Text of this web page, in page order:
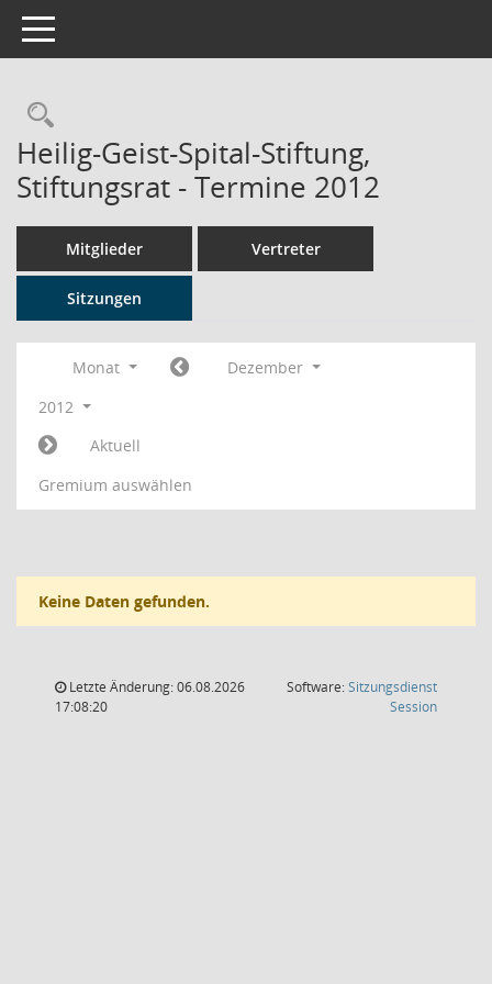
Toggle navigation
Rechercheauswahl
Heilig-Geist-Spital-Stiftung,
Stiftungsrat - Termine 2012
Mitglieder Vertreter
Sitzungen
Monat
Dezember
2012
Aktuell
Gremium auswählen
Keine Daten gefunden.
Letzte Änderung: 06.08.2026
17:08:20
Software:Sitzungsdienst
Session(Wird in